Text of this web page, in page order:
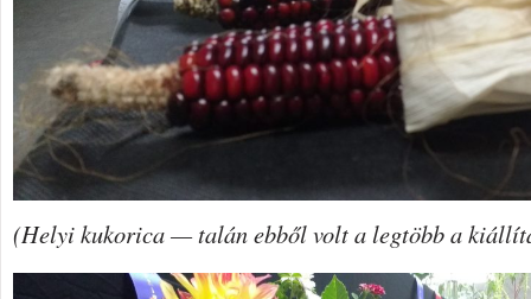
(Helyi kukorica — talán ebből volt a legtöbb a